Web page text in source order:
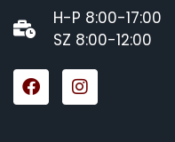
H-P 8:00-17:00
SZ 8:00-12:00